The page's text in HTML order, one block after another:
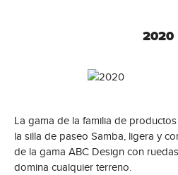
2020
La gama de la familia de
la silla de paseo Samba, ligera y
de la gama ABC Design con
domina cualquier terreno.